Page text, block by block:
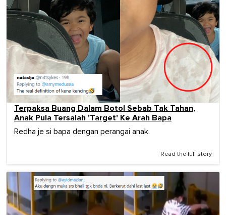
Terpaksa Buang Dalam Botol Sebab Tak Tahan,
Anak Pula Tersalah 'Target' Ke Arah Bapa
Redha je si bapa dengan perangai anak.
Read the full story